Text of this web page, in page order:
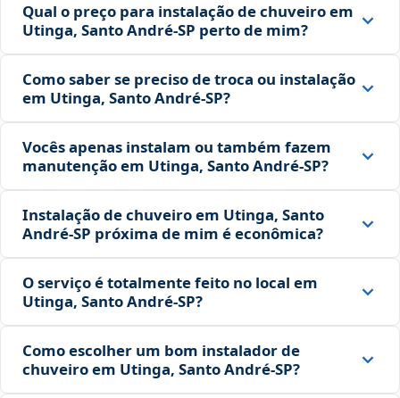
Qual o preço para instalação de chuveiro em
Utinga, Santo André‑SP perto de mim?
Como saber se preciso de troca ou instalação
em Utinga, Santo André‑SP?
Vocês apenas instalam ou também fazem
manutenção em Utinga, Santo André‑SP?
Instalação de chuveiro em Utinga, Santo
André‑SP próxima de mim é econômica?
O serviço é totalmente feito no local em
Utinga, Santo André‑SP?
Como escolher um bom instalador de
chuveiro em Utinga, Santo André‑SP?